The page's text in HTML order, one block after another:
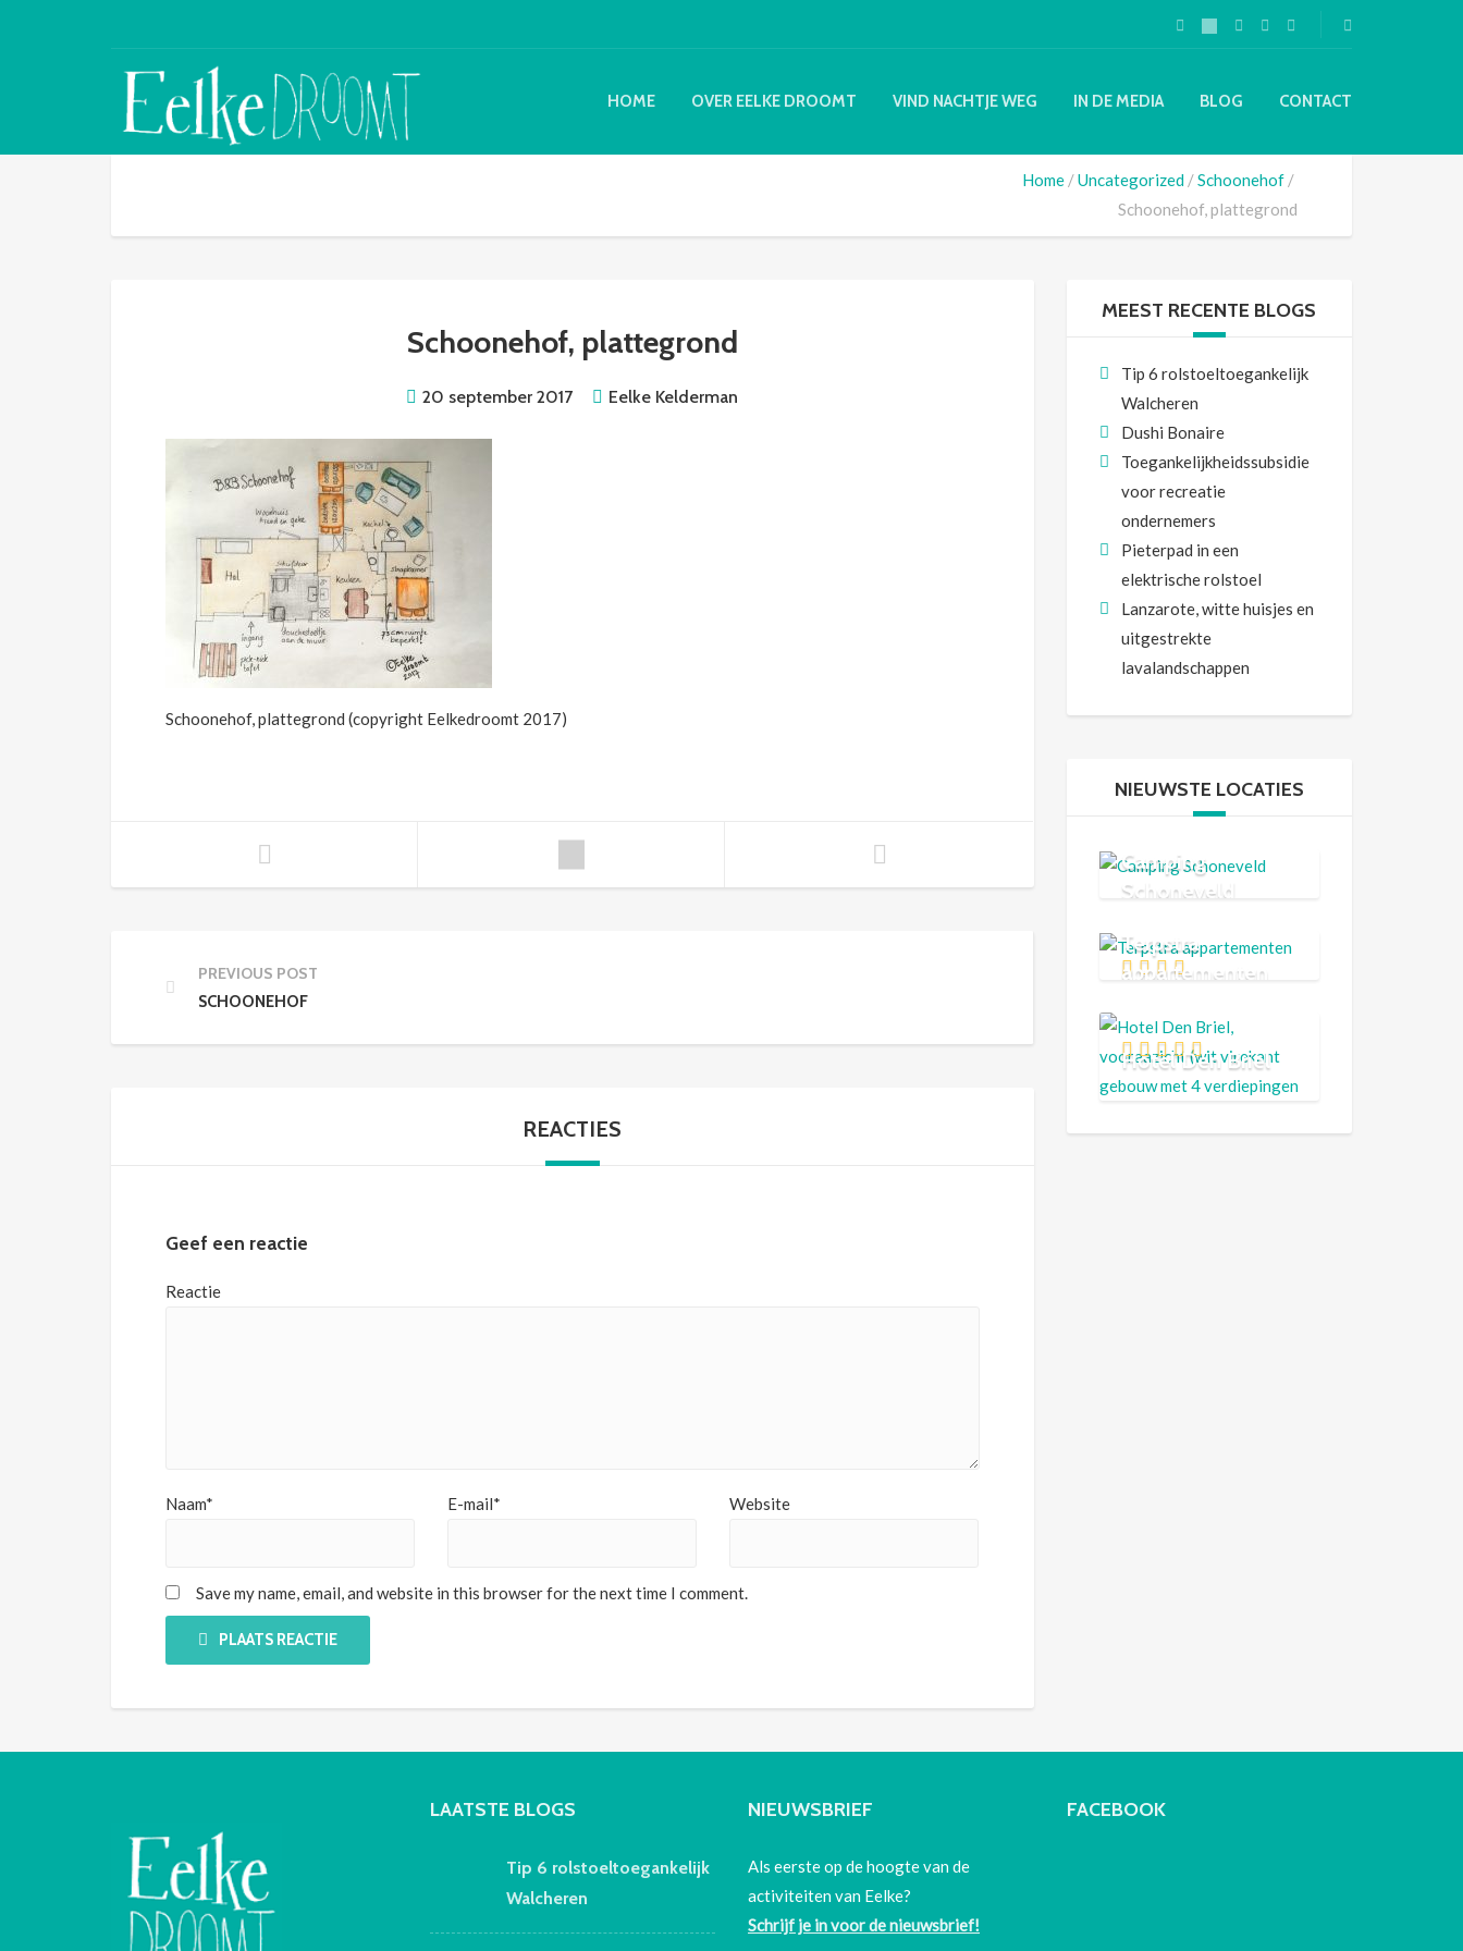
HOME OVER EELKE DROOMT VIND NACHTJE WEG IN DE MEDIA BLOG CONTACT
Home Uncategorized
Schoonehof
Schoonehof, plattegrond
Schoonehof, plattegrond
20 september 2017 Eelke Kelderman
Schoonehof, plattegrond (copyright Eelkedroomt 2017)
PREVIOUS POST
SCHOONEHOF
REACTIES
Geef een reactie
Reactie
Naam* E-mail* Website
Save my name, email, and website in this browser for the next time I comment.
PLAATS REACTIE
MEEST RECENTE BLOGS
Tip 6 rolstoeltoegankelijk
Walcheren
Dushi Bonaire
Toegankelijkheidssubsidie
voor recreatie
ondernemers
Pieterpad in een
elektrische rolstoel
Lanzarote, witte huisjes en
uitgestrekte
lavalandschappen
NIEUWSTE LOCATIES
Camping
Schoneveld
Terpstra
appartementen
Hotel Den Briel
LAATSTE BLOGS
Tip 6 rolstoeltoegankelijk
Walcheren
NIEUWSBRIEF
Als eerste op de hoogte van de
activiteiten van Eelke?
Schrijf je in voor de nieuwsbrief!
FACEBOOK